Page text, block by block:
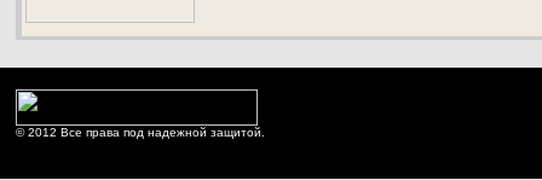
© 2012 Все права под надежной защитой.